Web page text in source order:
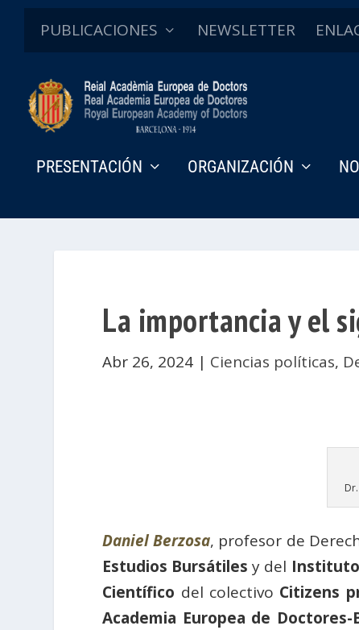
PUBLICACIONES NEWSLETTER
PRESENTACIÓN ORGANIZACIÓN
La importancia y el
Abr 26, 2024 | Ciencias políticas,
Daniel Berzosa, profesor de
Estudios Bursátiles y del Instituto
Científico del colectivo Citizens
Academia Europea de Doctores-